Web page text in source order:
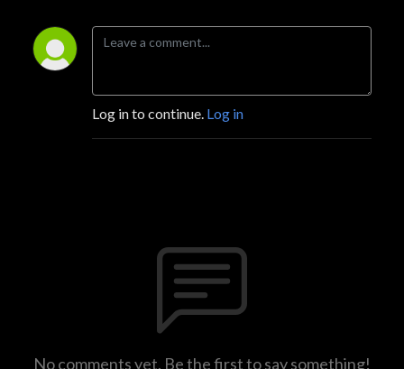
Log in to continue. Log in
No comments yet. Be the first to say something!